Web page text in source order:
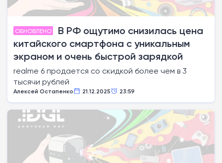
ОБНОВЛЕНО
В РФ ощутимо снизилась цена
китайского смартфона с уникальным
экраном и очень быстрой зарядкой
realme 6 продается со скидкой более чем в 3
тысячи рублей
Алексей Остапенко 21.12.2025 23:59